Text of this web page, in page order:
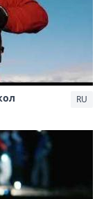
RU